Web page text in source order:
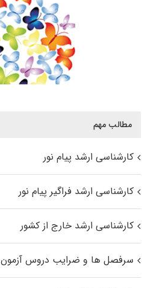
مطالب مهم
کارشناسی ارشد پیام نور
کارشناسی ارشد فراگیر پیام نور
کارشناسی ارشد خارج از کشور
سرفصل ها و ضرایب دروس آزمون